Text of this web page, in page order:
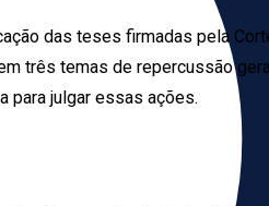
das teses firmadas pela
três temas de repercussão
para julgar essas ações.